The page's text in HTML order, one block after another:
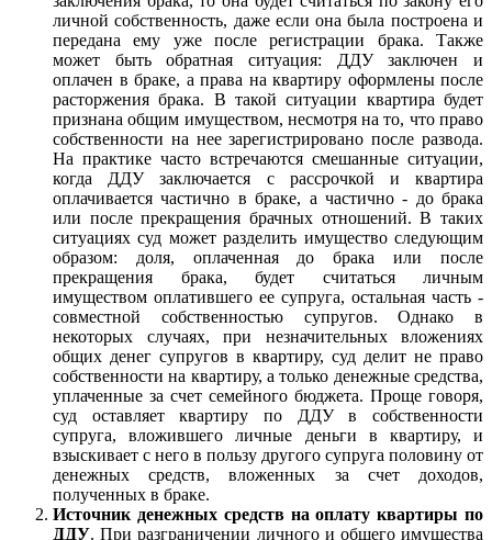
личной собственность, даже если она была построена и
передана ему уже после регистрации брака. Также
может быть обратная ситуация: ДДУ заключен и
оплачен в браке, а права на квартиру оформлены после
расторжения брака. В такой ситуации квартира будет
признана общим имуществом, несмотря на то, что право
собственности на нее зарегистрировано после развода.
На практике часто встречаются смешанные ситуации,
когда ДДУ заключается с рассрочкой и квартира
оплачивается частично в браке, а частично - до брака
или после прекращения брачных отношений. В таких
ситуациях суд может разделить имущество следующим
образом: доля, оплаченная до брака или после
прекращения брака, будет считаться личным
имуществом оплатившего ее супруга, остальная часть -
совместной собственностью супругов. Однако в
некоторых случаях, при незначительных вложениях
общих денег супругов в квартиру, суд делит не право
собственности на квартиру, а только денежные средства,
уплаченные за счет семейного бюджета. Проще говоря,
суд оставляет квартиру по ДДУ в собственности
супруга, вложившего личные деньги в квартиру, и
взыскивает с него в пользу другого супруга половину от
денежных средств, вложенных за счет доходов,
полученных в браке.
Источник денежных средств на оплату квартиры по
ДДУ. При разграничении личного и общего имущества